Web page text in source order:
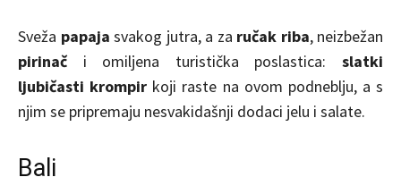
Sveža papaja svakog jutra, a za ručak riba, neizbežan
pirinač i omiljena turistička poslastica: slatki
ljubičasti krompir koji raste na ovom podneblju, a s
njim se pripremaju nesvakidašnji dodaci jelu i salate.
Bali